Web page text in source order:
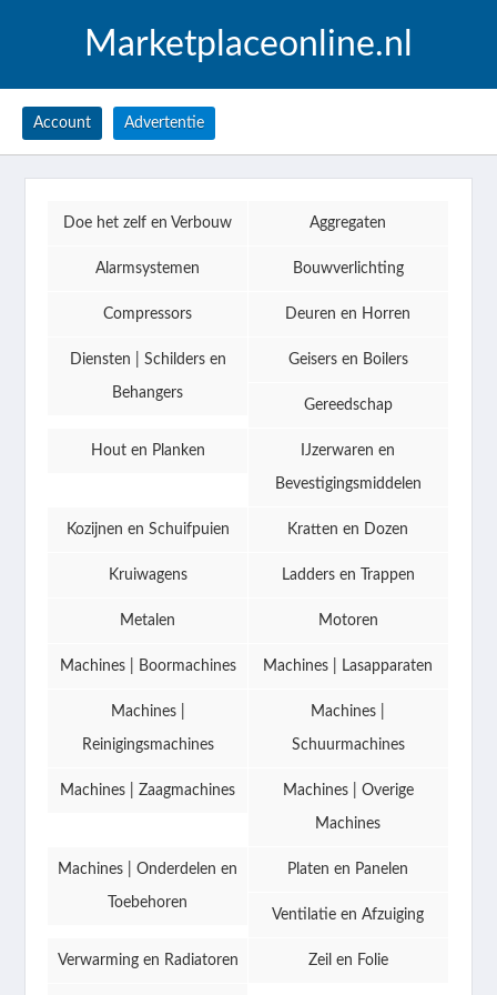
Marketplaceonline.nl
Account Advertentie
Doe het zelf en Verbouw Aggregaten
Alarmsystemen Bouwverlichting
Compressors Deuren en Horren
Diensten | Schilders en
Behangers
Geisers en Boilers
Gereedschap
Hout en Planken IJzerwaren en
Bevestigingsmiddelen
Kozijnen en Schuifpuien Kratten en Dozen
Kruiwagens Ladders en Trappen
Metalen Motoren
Machines | Boormachines Machines | Lasapparaten
Machines |
Reinigingsmachines
Machines |
Schuurmachines
Machines | Zaagmachines Machines | Overige
Machines
Machines | Onderdelen en
Toebehoren
Platen en Panelen
Ventilatie en Afzuiging
Verwarming en Radiatoren Zeil en Folie